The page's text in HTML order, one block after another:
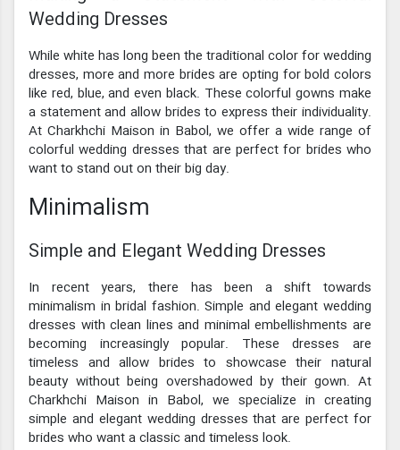
Wedding Dresses
While white has long been the traditional color for wedding
dresses, more and more brides are opting for bold colors
like red, blue, and even black. These colorful gowns make
a statement and allow brides to express their individuality.
At Charkhchi Maison in Babol, we offer a wide range of
colorful wedding dresses that are perfect for brides who
want to stand out on their big day.
Minimalism
Simple and Elegant Wedding Dresses
In recent years, there has been a shift towards
minimalism in bridal fashion. Simple and elegant wedding
dresses with clean lines and minimal embellishments are
becoming increasingly popular. These dresses are
timeless and allow brides to showcase their natural
beauty without being overshadowed by their gown. At
Charkhchi Maison in Babol, we specialize in creating
simple and elegant wedding dresses that are perfect for
brides who want a classic and timeless look.